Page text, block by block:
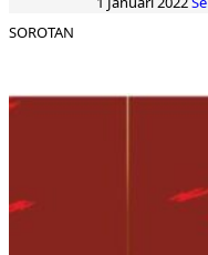
SOROTAN